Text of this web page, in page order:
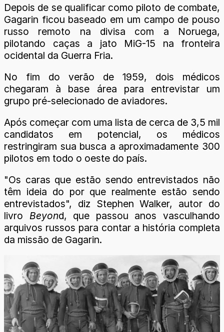
Depois de se qualificar como piloto de combate,
Gagarin ficou baseado em um campo de pouso
russo remoto na divisa com a Noruega,
pilotando caças a jato MiG-15 na fronteira
ocidental da Guerra Fria.
No fim do verão de 1959, dois médicos
chegaram à base área para entrevistar um
grupo pré-selecionado de aviadores.
Após começar com uma lista de cerca de 3,5 mil
candidatos em potencial, os médicos
restringiram sua busca a aproximadamente 300
pilotos em todo o oeste do país.
"Os caras que estão sendo entrevistados não
têm ideia do por que realmente estão sendo
entrevistados", diz Stephen Walker, autor do
livro Beyond, que passou anos vasculhando
arquivos russos para contar a história completa
da missão de Gagarin.